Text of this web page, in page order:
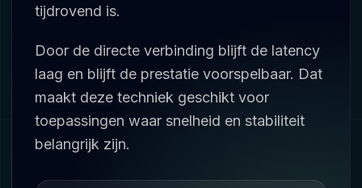
tijdrovend is.
Door de directe verbinding blijft de latency
laag en blijft de prestatie voorspelbaar. Dat
maakt deze techniek geschikt voor
toepassingen waar snelheid en stabiliteit
belangrijk zijn.